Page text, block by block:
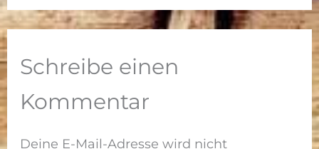
Schreibe einen
Kommentar
Deine E-Mail-Adresse wird nicht